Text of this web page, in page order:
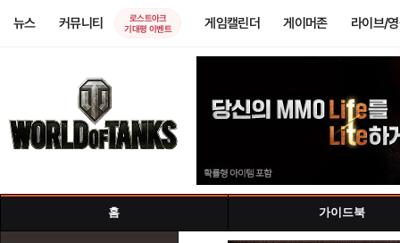
뉴스 커뮤니티
로스트아크
기대평 이벤트
게임캘린더 게이머존 라이브/
홈 가이드북